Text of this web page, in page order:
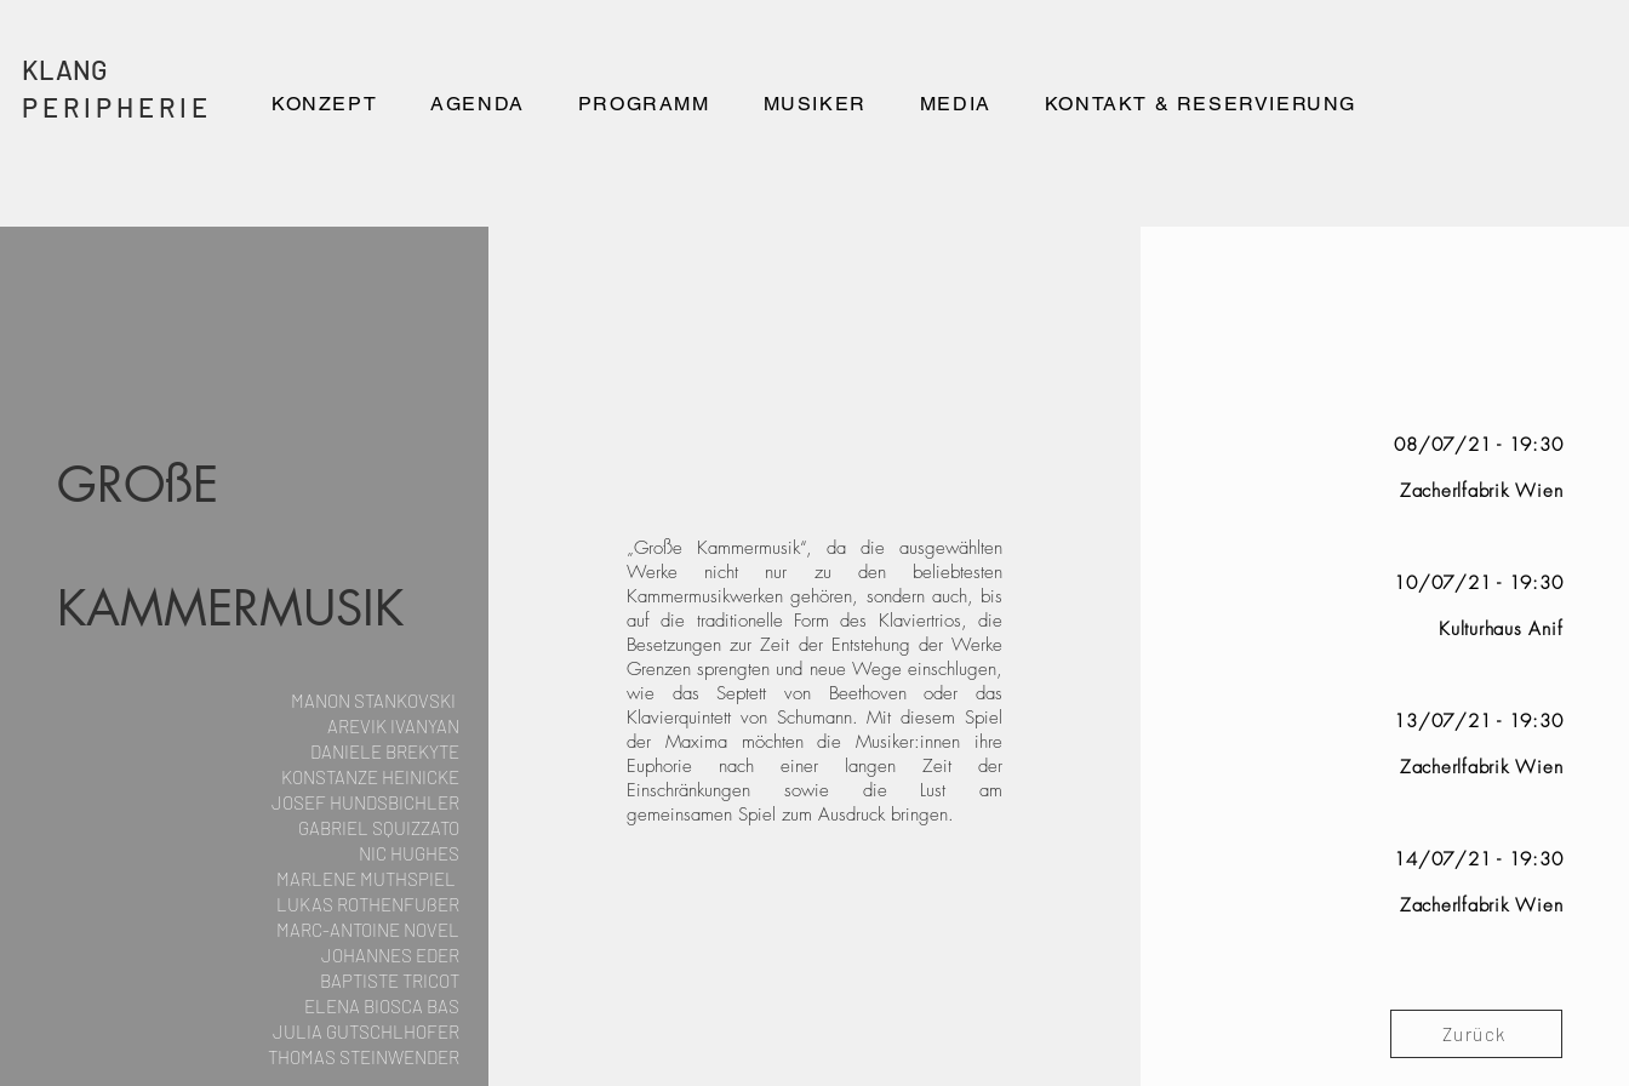
KLANG
P E R I P H E R I E
KONZEPT AGENDA PROGRAMM MUSIKER MEDIA KONTAKT & RESERVIERUNG
GROßE
KAMMERMUSIK
MANON STANKOVSKI
AREVIK IVANYAN
DANIELE BREKYTE
KONSTANZE HEINICKE
JOSEF HUNDSBICHLER
GABRIEL SQUIZZATO
NIC HUGHES
MARLENE MUTHSPIEL
LUKAS ROTHENFUßER
MARC-ANTOINE NOVEL
JOHANNES EDER
BAPTISTE TRICOT
ELENA BIOSCA BAS
JULIA GUTSCHLHOFER
THOMAS STEINWENDER
„Große Kammermusik“, da die ausgewählten
Werke nicht nur zu den beliebtesten
Kammermusikwerken gehören, sondern auch, bis
auf die traditionelle Form des Klaviertrios, die
Besetzungen zur Zeit der Entstehung der Werke
Grenzen sprengten und neue Wege einschlugen,
wie das Septett von Beethoven oder das
Klavierquintett von Schumann. Mit diesem Spiel
der Maxima möchten die Musiker:innen ihre
Euphorie nach einer langen Zeit der
Einschränkungen sowie die Lust am
gemeinsamen Spiel zum Ausdruck bringen.
08/07/21 - 19:30
Zacherlfabrik Wien
10/07/21 - 19:30
Kulturhaus Anif
13/07/21 - 19:30
Zacherlfabrik Wien
14/07/21 - 19:30
Zacherlfabrik Wien
Zurück